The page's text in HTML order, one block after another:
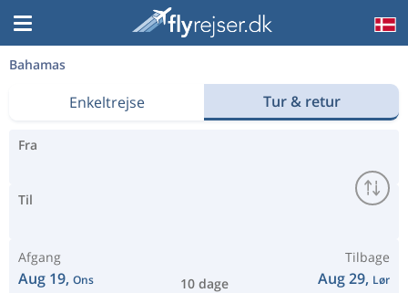
Bahamas
Enkeltrejse Tur & retur
Fra
Til
Afgang
Aug 19, Ons 10 dage
Tilbage
Aug 29, Lør